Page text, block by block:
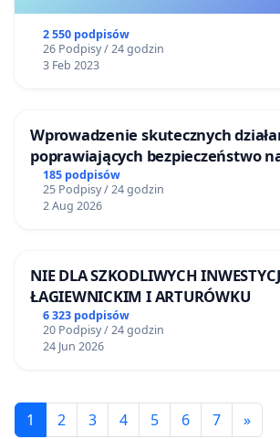
2 550 podpisów
26 Podpisy / 24 godzin
3 Feb 2023
Wprowadzenie skutecznych
poprawiających bezpieczeństwo
Żeromskiego w Otwocku
185 podpisów
25 Podpisy / 24 godzin
2 Aug 2026
NIE DLA SZKODLIWYCH
ŁAGIEWNICKIM I ARTURÓWKU
6 323 podpisów
20 Podpisy / 24 godzin
24 Jun 2026
1 2 3 4 5 6 7 »